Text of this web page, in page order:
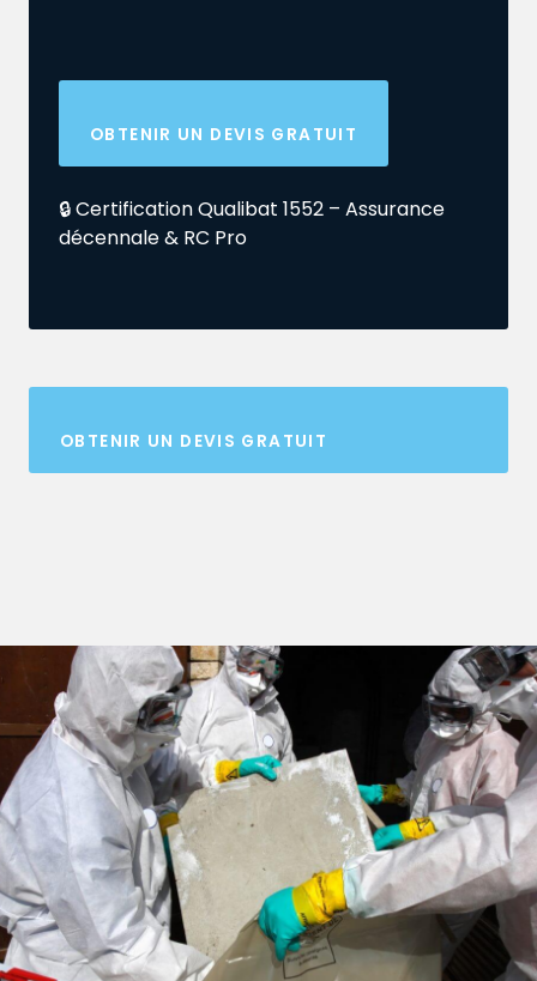
OBTENIR UN DEVIS GRATUIT
🔒 Certification Qualibat 1552 – Assurance
décennale & RC Pro
OBTENIR UN DEVIS GRATUIT